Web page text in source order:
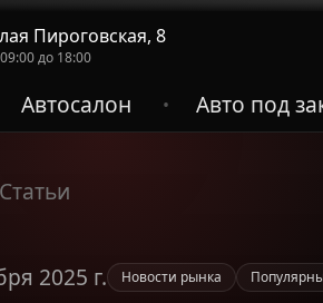
Пироговская, 8
до 18:00
Автосалон
• Авто под
Статьи
2025 г. Новости рынка